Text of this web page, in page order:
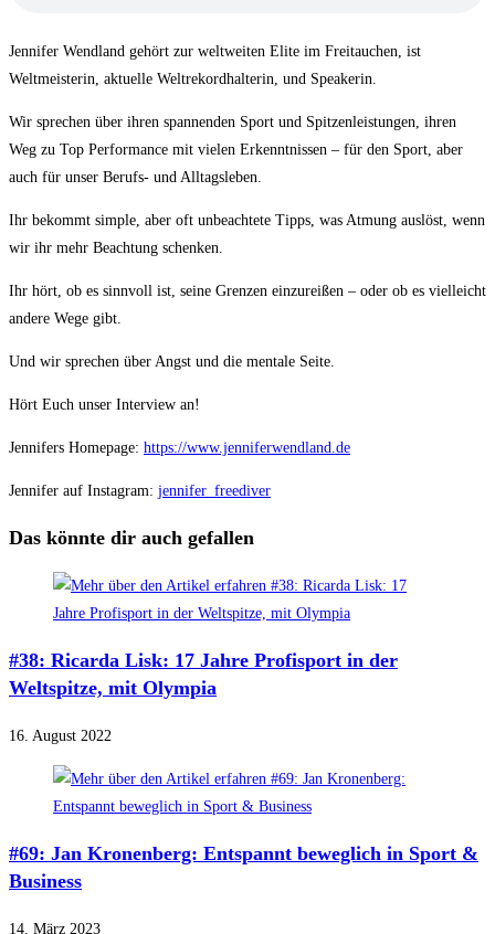
Jennifer Wendland gehört zur weltweiten Elite im Freitauchen, ist
Weltmeisterin, aktuelle Weltrekordhalterin, und Speakerin.
Wir sprechen über ihren spannenden Sport und Spitzenleistungen, ihren
Weg zu Top Performance mit vielen Erkenntnissen – für den Sport, aber
auch für unser Berufs- und Alltagsleben.
Ihr bekommt simple, aber oft unbeachtete Tipps, was Atmung auslöst, wenn
wir ihr mehr Beachtung schenken.
Ihr hört, ob es sinnvoll ist, seine Grenzen einzureißen – oder ob es vielleicht
andere Wege gibt.
Und wir sprechen über Angst und die mentale Seite.
Hört Euch unser Interview an!
Jennifers Homepage: https://www.jenniferwendland.de
Jennifer auf Instagram: jennifer_freediver
Das könnte dir auch gefallen
#38: Ricarda Lisk: 17 Jahre Profisport in der
Weltspitze, mit Olympia
16. August 2022
#69: Jan Kronenberg: Entspannt beweglich in Sport &
Business
14. März 2023